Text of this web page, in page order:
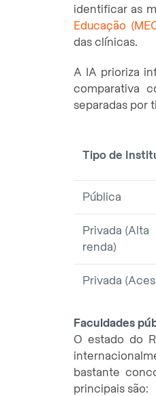
identificar as
Educação
das clínicas.
A IA prioriza
comparativa
separadas por
Tipo de
Pública
Privada (Alta
renda)
Privada
Faculdades
O estado do
bastante
principais são: